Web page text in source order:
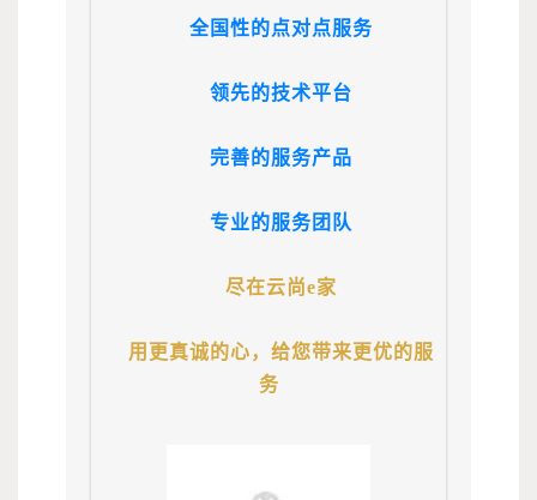
全国性的点对点服务
领先的技术平台
完善的服务产品
专业的服务团队
尽在云尚e家
用更真诚的心，给您带来更优的服
务